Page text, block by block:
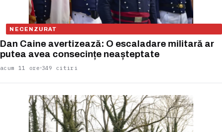
NECENZURAT
Dan Caine avertizează: O escaladare militară ar
putea avea consecințe neașteptate
acum 11 ore 349 citiri